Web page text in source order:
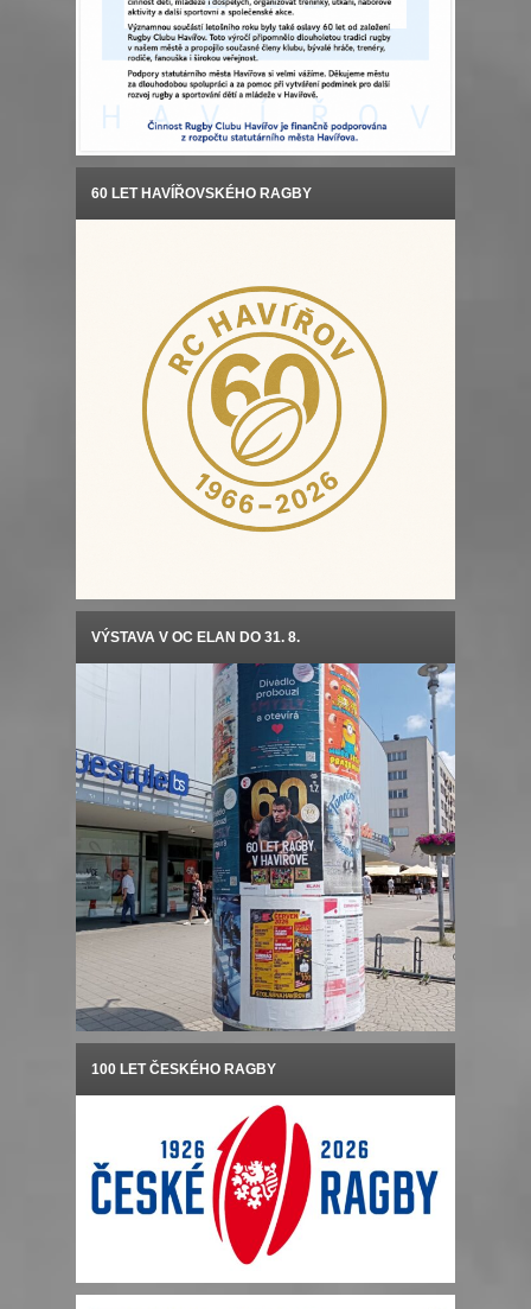
60 LET HAVÍŘOVSKÉHO RAGBY
VÝSTAVA V OC ELAN DO 31. 8.
100 LET ČESKÉHO RAGBY